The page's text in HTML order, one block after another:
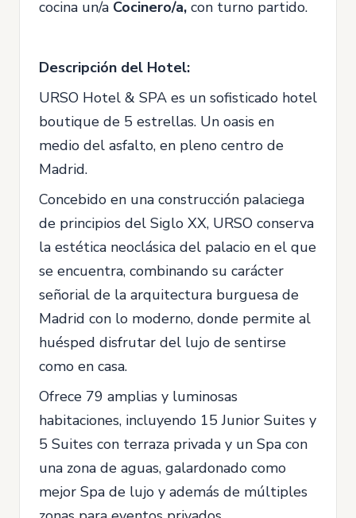
cocina un/a Cocinero/a, con turno partido.
Descripción del Hotel:
URSO Hotel & SPA es un sofisticado hotel
boutique de 5 estrellas. Un oasis en
medio del asfalto, en pleno centro de
Madrid.
Concebido en una construcción palaciega
de principios del Siglo XX, URSO conserva
la estética neoclásica del palacio en el que
se encuentra, combinando su carácter
señorial de la arquitectura burguesa de
Madrid con lo moderno, donde permite al
huésped disfrutar del lujo de sentirse
como en casa.
Ofrece 79 amplias y luminosas
habitaciones, incluyendo 15 Junior Suites y
5 Suites con terraza privada y un Spa con
una zona de aguas, galardonado como
mejor Spa de lujo y además de múltiples